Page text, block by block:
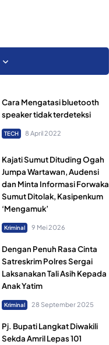
Cara Mengatasi bluetooth
speaker tidak terdeteksi
TECH 8 April 2022
Kajati Sumut Dituding Ogah
Jumpa Wartawan, Audensi
dan Minta Informasi Forwaka
Sumut Ditolak, Kasipenkum
‘Mengamuk’
Kriminal 9 Mei 2026
Dengan Penuh Rasa Cinta
Satreskrim Polres Sergai
Laksanakan Tali Asih Kepada
Anak Yatim
Kriminal 28 September 2025
Pj. Bupati Langkat Diwakili
Sekda Amril Lepas 101